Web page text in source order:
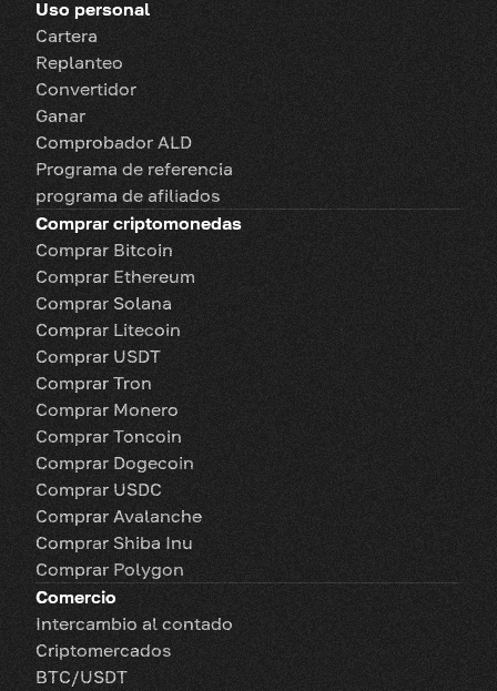
Uso personal
Cartera
Replanteo
Convertidor
Ganar
Comprobador ALD
Programa de referencia
programa de afiliados
Comprar criptomonedas
Comprar Bitcoin
Comprar Ethereum
Comprar Solana
Comprar Litecoin
Comprar USDT
Comprar Tron
Comprar Monero
Comprar Toncoin
Comprar Dogecoin
Comprar USDC
Comprar Avalanche
Comprar Shiba Inu
Comprar Polygon
Comercio
Intercambio al contado
Criptomercados
BTC/USDT